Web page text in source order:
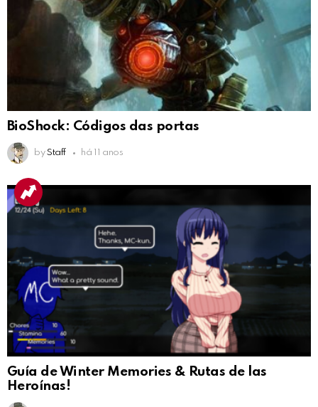
BioShock: Códigos das portas
by Staff há 11 anos
Guía de Winter Memories & Rutas de las
Heroínas!